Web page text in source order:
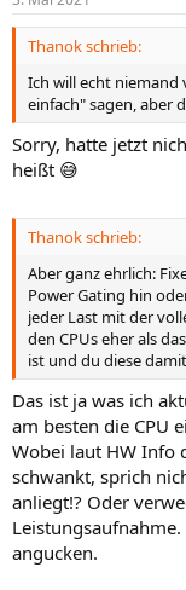
Thanok schrieb:
Ich will echt niemand
einfach" sagen, aber
Sorry, hatte jetzt
heißt 😅
Thanok schrieb:
Aber ganz ehrlich:
Power Gating hin
jeder Last mit der
den CPUs eher als
ist und du diese
Das ist ja was ich
am besten die CPU
Wobei laut HW Info
schwankt, sprich
anliegt!? Oder
angucken.